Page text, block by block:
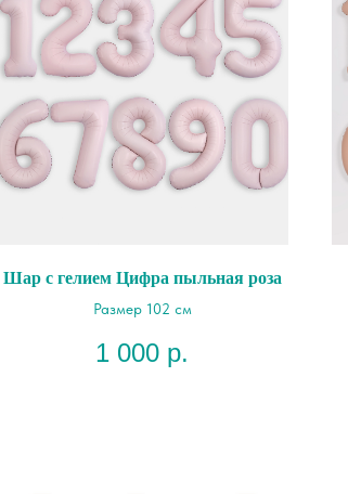
Шар с гелием Цифра пыльная роза
Размер 102 см
1 000 р.